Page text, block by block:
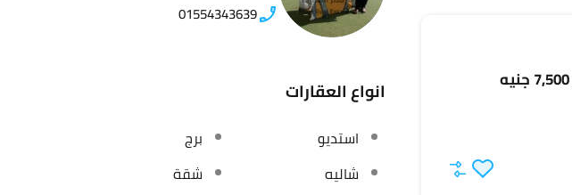
01554343639
انواع العقارات
استديو
برج
شاليه
شقة